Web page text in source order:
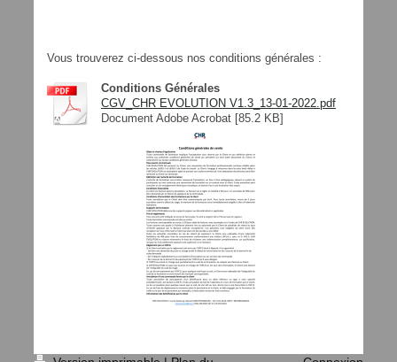
Vous trouverez ci-dessous nos conditions générales :
Conditions Générales
CGV_CHR EVOLUTION V1.3_13-01-2022.pdf
Document Adobe Acrobat [85.2 KB]